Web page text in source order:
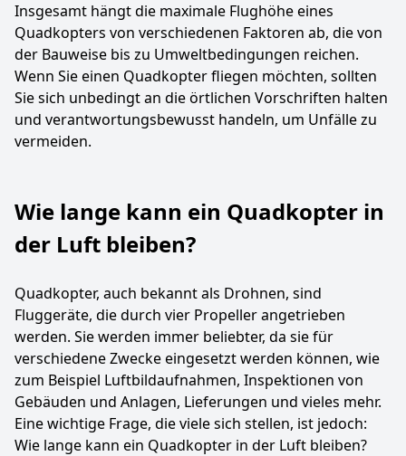
Insgesamt hängt die maximale Flughöhe eines
Quadkopters von verschiedenen Faktoren ab, die von
der Bauweise bis zu Umweltbedingungen reichen.
Wenn Sie einen Quadkopter fliegen möchten, sollten
Sie sich unbedingt an die örtlichen Vorschriften halten
und verantwortungsbewusst handeln, um Unfälle zu
vermeiden.
Wie lange kann ein Quadkopter in
der Luft bleiben?
Quadkopter, auch bekannt als Drohnen, sind
Fluggeräte, die durch vier Propeller angetrieben
werden. Sie werden immer beliebter, da sie für
verschiedene Zwecke eingesetzt werden können, wie
zum Beispiel Luftbildaufnahmen, Inspektionen von
Gebäuden und Anlagen, Lieferungen und vieles mehr.
Eine wichtige Frage, die viele sich stellen, ist jedoch:
Wie lange kann ein Quadkopter in der Luft bleiben?